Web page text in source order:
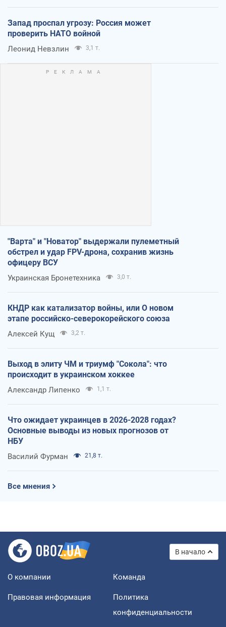
Запад проспал угрозу: Россия может
проверить НАТО войной
Леонид Невзлин 3,1 т.
"Варта" и "Новатор" выдержали пулеметный
обстрел и удар FPV-дрона, сохранив жизнь
офицеру ВСУ
Украинская Бронетехника 3,0 т.
КНДР как катализатор войны, или О новом
этапе российско-северокорейского союза
Алексей Кущ 3,2 т.
Выход в элиту ЧМ и триумф "Сокола": что
происходит в украинском хоккее
Александр Липенко 1,1 т.
Что ожидает украинцев в 2026-2028 годах?
Основные выводы из новых прогнозов от
НБУ
Василий Фурман 21,8 т.
Все мнения
В начало
О компании Команда
Правовая информация
Политика
конфиденциальности